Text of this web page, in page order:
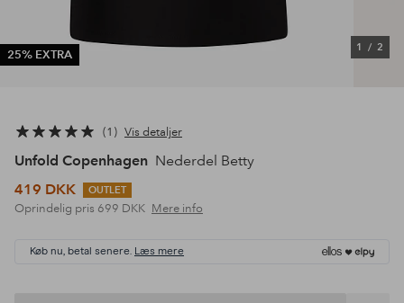
25% EXTRA
1 / 2
1 Vis detaljer
Unfold Copenhagen Nederdel Betty
419 DKK
OUTLET
Oprindelig pris 699 DKK Mere info
Køb nu, betal senere. Læs mere